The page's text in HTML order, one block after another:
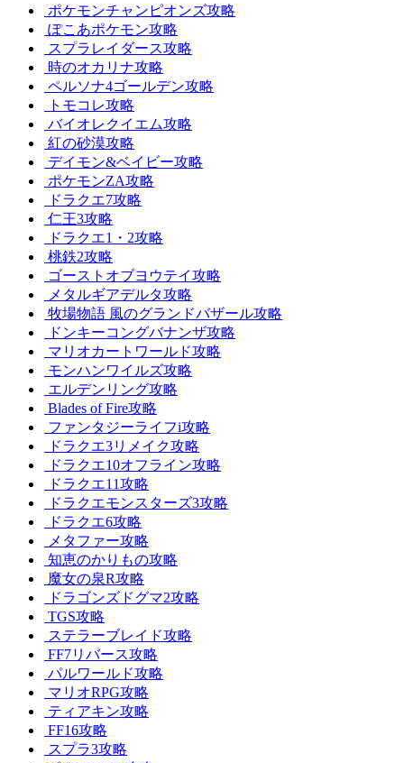
ポケモンチャンピオンズ攻略
ぽこあポケモン攻略
スプラレイダース攻略
時のオカリナ攻略
ペルソナ4ゴールデン攻略
トモコレ攻略
バイオレクイエム攻略
紅の砂漠攻略
デイモン&ベイビー攻略
ポケモンZA攻略
ドラクエ7攻略
仁王3攻略
ドラクエ1・2攻略
桃鉄2攻略
ゴーストオブヨウテイ攻略
メタルギアデルタ攻略
牧場物語 風のグランドバザール攻略
ドンキーコングバナンザ攻略
マリオカートワールド攻略
モンハンワイルズ攻略
エルデンリング攻略
Blades of Fire攻略
ファンタジーライフi攻略
ドラクエ3リメイク攻略
ドラクエ10オフライン攻略
ドラクエ11攻略
ドラクエモンスターズ3攻略
ドラクエ6攻略
メタファー攻略
知恵のかりもの攻略
魔女の泉R攻略
ドラゴンズドグマ2攻略
TGS攻略
ステラーブレイド攻略
FF7リバース攻略
パルワールド攻略
マリオRPG攻略
ティアキン攻略
FF16攻略
スプラ3攻略